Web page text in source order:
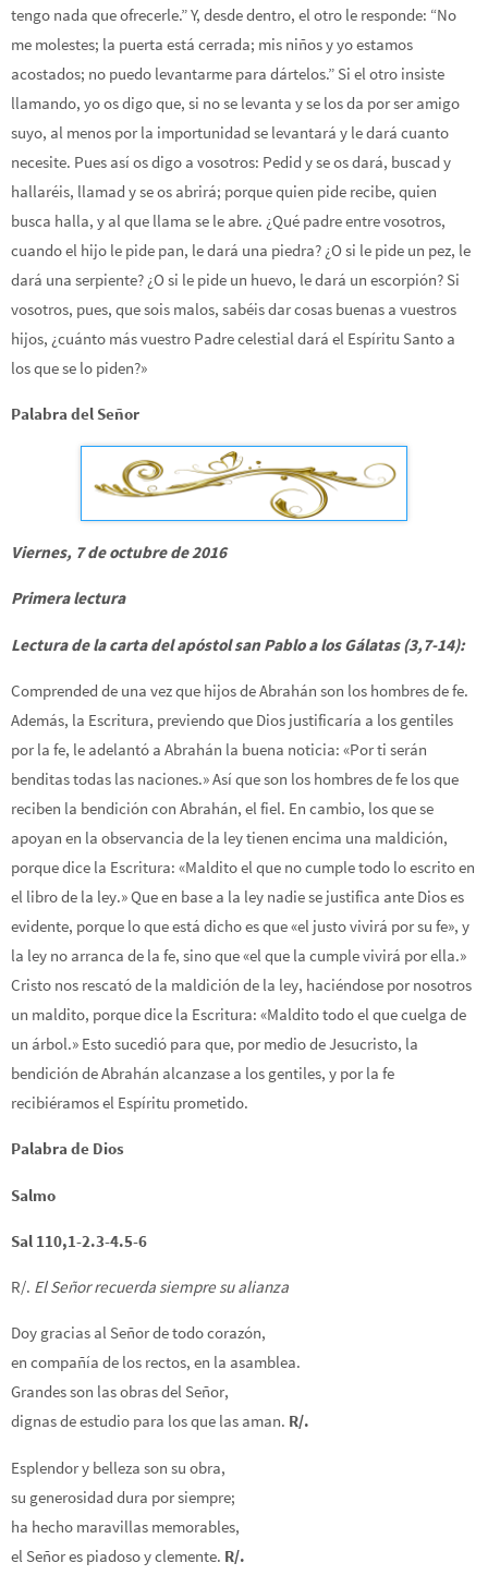
tengo nada que ofrecerle.” Y, desde dentro, el otro le responde: “No
me molestes; la puerta está cerrada; mis niños y yo estamos
acostados; no puedo levantarme para dártelos.” Si el otro insiste
llamando, yo os digo que, si no se levanta y se los da por ser amigo
suyo, al menos por la importunidad se levantará y le dará cuanto
necesite. Pues así os digo a vosotros: Pedid y se os dará, buscad y
hallaréis, llamad y se os abrirá; porque quien pide recibe, quien
busca halla, y al que llama se le abre. ¿Qué padre entre vosotros,
cuando el hijo le pide pan, le dará una piedra? ¿O si le pide un pez, le
dará una serpiente? ¿O si le pide un huevo, le dará un escorpión? Si
vosotros, pues, que sois malos, sabéis dar cosas buenas a vuestros
hijos, ¿cuánto más vuestro Padre celestial dará el Espíritu Santo a
los que se lo piden?»
Palabra del Señor
Viernes, 7 de octubre de 2016
Primera lectura
Lectura de la carta del apóstol san Pablo a los Gálatas (3,7-14):
Comprended de una vez que hijos de Abrahán son los hombres de fe.
Además, la Escritura, previendo que Dios justificaría a los gentiles
por la fe, le adelantó a Abrahán la buena noticia: «Por ti serán
benditas todas las naciones.» Así que son los hombres de fe los que
reciben la bendición con Abrahán, el fiel. En cambio, los que se
apoyan en la observancia de la ley tienen encima una maldición,
porque dice la Escritura: «Maldito el que no cumple todo lo escrito en
el libro de la ley.» Que en base a la ley nadie se justifica ante Dios es
evidente, porque lo que está dicho es que «el justo vivirá por su fe», y
la ley no arranca de la fe, sino que «el que la cumple vivirá por ella.»
Cristo nos rescató de la maldición de la ley, haciéndose por nosotros
un maldito, porque dice la Escritura: «Maldito todo el que cuelga de
un árbol.» Esto sucedió para que, por medio de Jesucristo, la
bendición de Abrahán alcanzase a los gentiles, y por la fe
recibiéramos el Espíritu prometido.
Palabra de Dios
Salmo
Sal 110,1-2.3-4.5-6
R/. El Señor recuerda siempre su alianza
Doy gracias al Señor de todo corazón,
en compañía de los rectos, en la asamblea.
Grandes son las obras del Señor,
dignas de estudio para los que las aman. R/.
Esplendor y belleza son su obra,
su generosidad dura por siempre;
ha hecho maravillas memorables,
el Señor es piadoso y clemente. R/.